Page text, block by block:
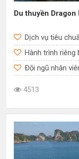
Starlight
Du thuyền
Dịch vụ tiêu
Hành trình
Đội ngũ nhân
4513